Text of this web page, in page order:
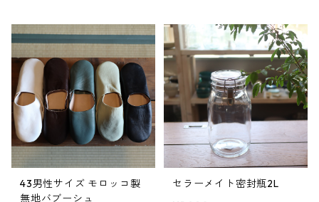
43男性サイズ モロッコ製
無地バブーシュ
セラーメイト密封瓶2L